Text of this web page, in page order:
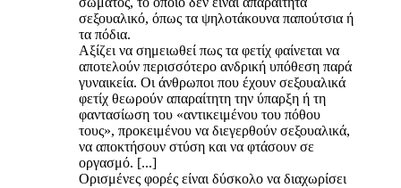
σεξουαλικό, όπως τα ψηλοτάκουνα παπούτσια ή
τα πόδια.
Αξίζει να σημειωθεί πως τα φετίχ φαίνεται να
αποτελούν περισσότερο ανδρική υπόθεση παρά
γυναικεία. Οι άνθρωποι που έχουν σεξουαλικά
φετίχ θεωρούν απαραίτητη την ύπαρξη ή τη
φαντασίωση του «αντικειμένου του πόθου
τους», προκειμένου να διεγερθούν σεξουαλικά,
να αποκτήσουν στύση και να φτάσουν σε
οργασμό. [...]
Ορισμένες φορές είναι δύσκολο να διαχωρίσει